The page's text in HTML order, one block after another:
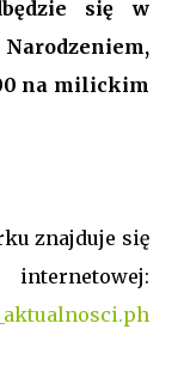
się w
na milickim
znajduje się